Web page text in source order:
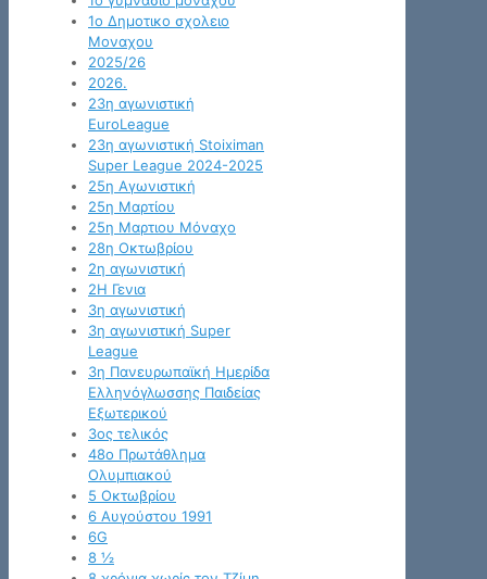
1ο Δημοτικο σχολειο
Μοναχου
2025/26
2026.
23η αγωνιστική
EuroLeague
23η αγωνιστική Stoiximan
Super League 2024-2025
25η Αγωνιστική
25η Μαρτίου
25η Μαρτιου Μόναχο
28η Οκτωβρίου
2η αγωνιστική
2Η Γενια
3η αγωνιστική
3η αγωνιστική Super
League
3η Πανευρωπαϊκή Ημερίδα
Ελληνόγλωσσης Παιδείας
Εξωτερικού
3ος τελικός
48ο Πρωτάθλημα
Ολυμπιακού
5 Οκτωβρίου
6 Αυγούστου 1991
6G
8 ½